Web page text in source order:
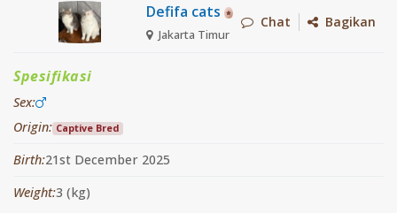
Defifa cats
Jakarta Timur
Chat Bagikan
Spesifikasi
Sex:
Origin: Captive Bred
Birth:21st December 2025
Weight:3 (kg)